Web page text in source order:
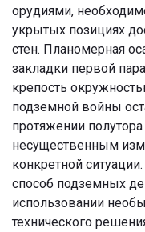
орудиями,
укрытых позициях
стен. Планомерная
закладки первой
крепость
подземной войны
протяжении
несущественным
конкретной
способ подземных
использовании
технического